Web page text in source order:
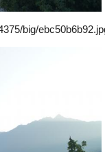
big/